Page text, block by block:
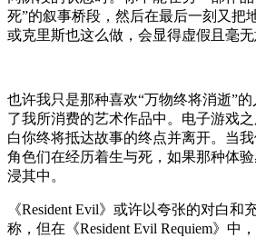
死”的叙事桥段，然后在最后一刻又把
或克里斯也这么做，会显得虚假且毫无
也许我只是那种喜欢“万物终将消逝”
了我所消费的艺术作品中。电子游戏
白你终将抵达故事的终点并离开。当
角色们在经历着生与死，如果那种体
浸其中。
《Resident Evil》或许以夸张的对白
称，但在《Resident Evil Requiem》中